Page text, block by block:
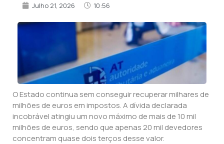
Julho 21, 2026 10:56
O Estado continua sem conseguir recuperar milhares de
milhões de euros em impostos. A dívida declarada
incobrável atingiu um novo máximo de mais de 10 mil
milhões de euros, sendo que apenas 20 mil devedores
concentram quase dois terços desse valor.